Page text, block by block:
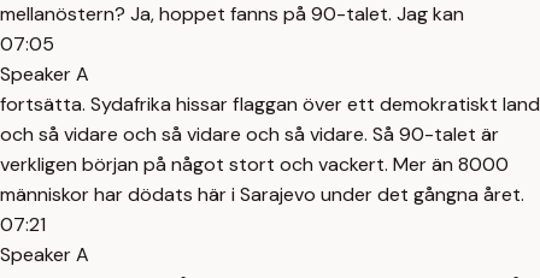
mellanöstern? Ja, hoppet fanns på 90-talet. Jag kan
07:05
Speaker A
fortsätta. Sydafrika hissar flaggan över ett demokratiskt land
och så vidare och så vidare och så vidare. Så 90-talet är
verkligen början på något stort och vackert. Mer än 8000
människor har dödats här i Sarajevo under det gångna året.
07:21
Speaker A